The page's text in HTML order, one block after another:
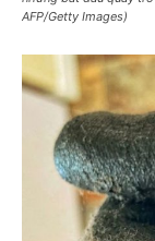
AFP/Getty Images)